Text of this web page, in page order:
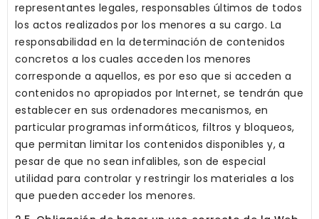
representantes legales, responsables últimos de todos
los actos realizados por los menores a su cargo. La
responsabilidad en la determinación de contenidos
concretos a los cuales acceden los menores
corresponde a aquellos, es por eso que si acceden a
contenidos no apropiados por Internet, se tendrán que
establecer en sus ordenadores mecanismos, en
particular programas informáticos, filtros y bloqueos,
que permitan limitar los contenidos disponibles y, a
pesar de que no sean infalibles, son de especial
utilidad para controlar y restringir los materiales a los
que pueden acceder los menores.